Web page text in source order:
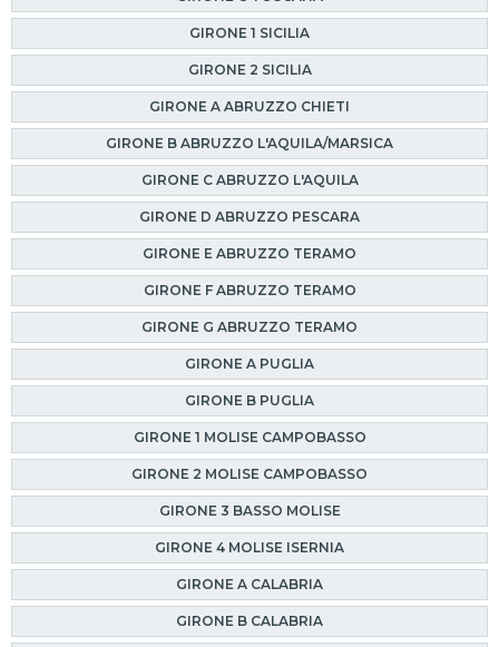
GIRONE 1 SICILIA
GIRONE 2 SICILIA
GIRONE A ABRUZZO CHIETI
GIRONE B ABRUZZO L'AQUILA/MARSICA
GIRONE C ABRUZZO L'AQUILA
GIRONE D ABRUZZO PESCARA
GIRONE E ABRUZZO TERAMO
GIRONE F ABRUZZO TERAMO
GIRONE G ABRUZZO TERAMO
GIRONE A PUGLIA
GIRONE B PUGLIA
GIRONE 1 MOLISE CAMPOBASSO
GIRONE 2 MOLISE CAMPOBASSO
GIRONE 3 BASSO MOLISE
GIRONE 4 MOLISE ISERNIA
GIRONE A CALABRIA
GIRONE B CALABRIA